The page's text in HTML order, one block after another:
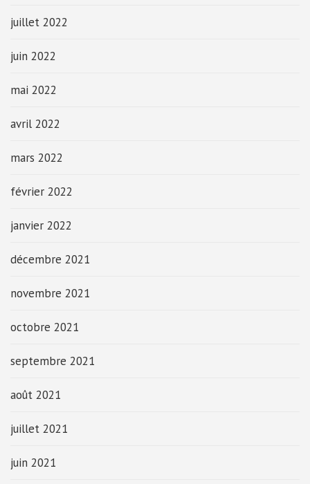
juillet 2022
juin 2022
mai 2022
avril 2022
mars 2022
février 2022
janvier 2022
décembre 2021
novembre 2021
octobre 2021
septembre 2021
août 2021
juillet 2021
juin 2021